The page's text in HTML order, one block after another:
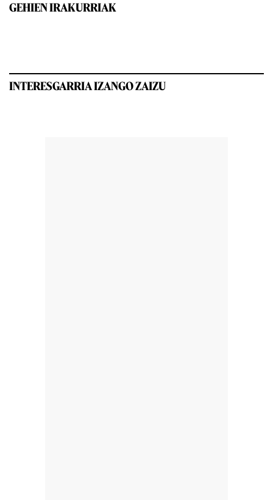
GEHIEN IRAKURRIAK
INTERESGARRIA IZANGO ZAIZU